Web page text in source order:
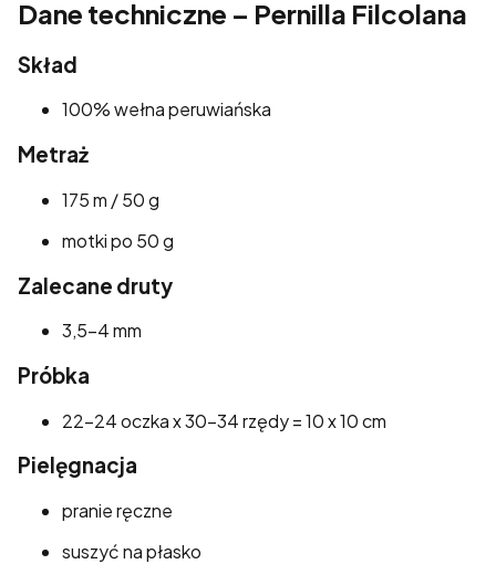
Dane techniczne – Pernilla Filcolana
Skład
100% wełna peruwiańska
Metraż
175 m / 50 g
motki po 50 g
Zalecane druty
3,5–4 mm
Próbka
22–24 oczka x 30–34 rzędy = 10 x 10 cm
Pielęgnacja
pranie ręczne
suszyć na płasko